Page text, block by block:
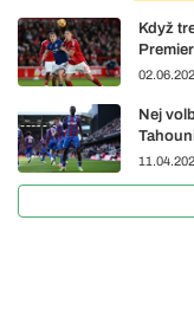
Když
Nej